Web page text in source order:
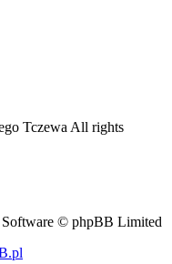
Tczewa All rights
© phpBB Limited